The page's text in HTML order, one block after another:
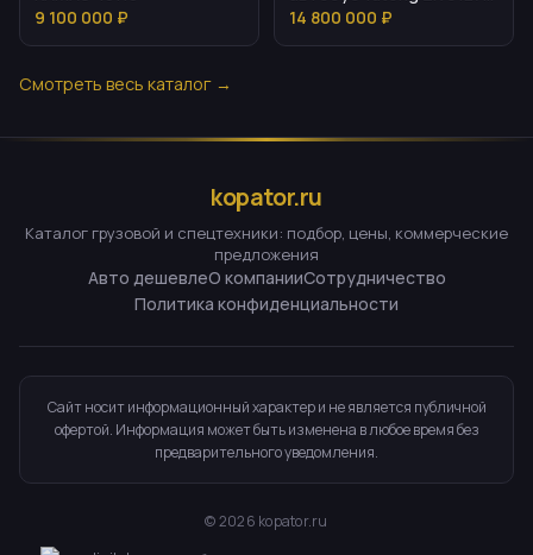
9 100 000 ₽
HQ
14 800 000 ₽
Смотреть весь каталог →
kopator.ru
Каталог грузовой и спецтехники: подбор, цены, коммерческие
предложения
Авто дешевлеО компанииСотрудничество
Политика конфиденциальности
Сайт носит информационный характер и не является публичной
офертой. Информация может быть изменена в любое время без
предварительного уведомления.
©2026 kopator.ru